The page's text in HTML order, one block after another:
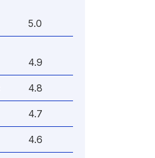
5.0
4.9
4.8
4.7
4.6